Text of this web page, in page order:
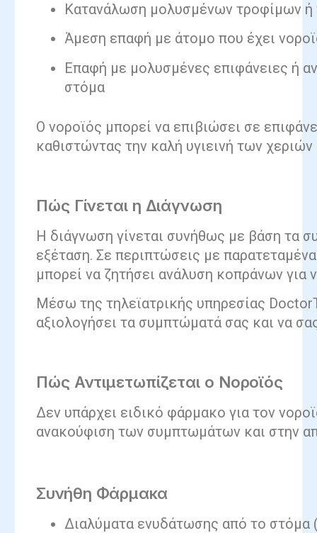
Κατανάλωση μολυσμένων τροφίμων ή
Άμεση επαφή με άτομο που έχει
Επαφή με μολυσμένες επιφάνειες ή
στόμα
Ο νοροϊός μπορεί να επιβιώσει σε
καθιστώντας την καλή υγιεινή των
Πώς Γίνεται η Διάγνωση
Η διάγνωση γίνεται συνήθως με βάση τα
εξέταση. Σε περιπτώσεις με
μπορεί να ζητήσει ανάλυση κοπράνων για
Μέσω της τηλεϊατρικής υπηρεσίας
αξιολογήσει τα συμπτώματά σας και να
Πώς Αντιμετωπίζεται ο Νοροϊός
Δεν υπάρχει ειδικό φάρμακο για τον
ανακούφιση των συμπτωμάτων και στην
Συνήθη Φάρμακα
Διαλύματα ενυδάτωσης από το στόμα